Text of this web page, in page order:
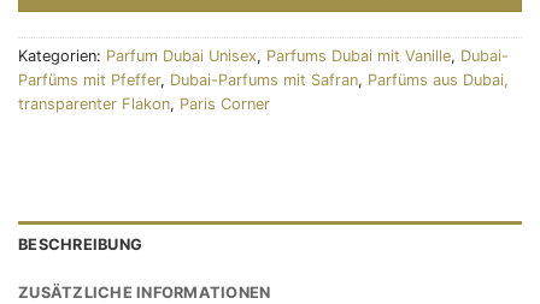
Kategorien: Parfum Dubai Unisex, Parfums Dubai mit Vanille, Dubai-
Parfüms mit Pfeffer, Dubai-Parfums mit Safran, Parfüms aus Dubai,
transparenter Flakon, Paris Corner
BESCHREIBUNG
ZUSÄTZLICHE INFORMATIONEN